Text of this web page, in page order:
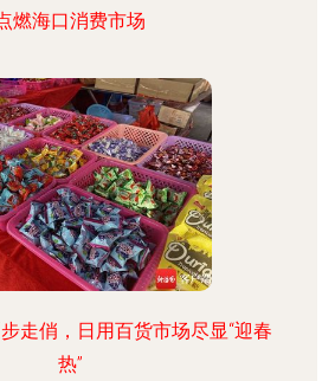
燃海口消费市场
走俏，日用百货市场尽显“迎春
热”